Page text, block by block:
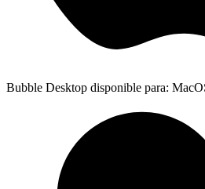
Bubble Desktop disponible para: